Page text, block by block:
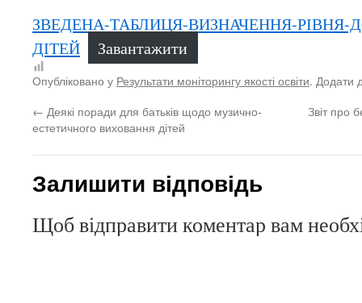
ЗВЕДЕНА-ТАБЛИЦЯ-ВИЗНАЧЕННЯ-РІВНЯ-
ДІТЕЙ
Завантажити
Опубліковано у Результати моніторингу якості освіти. Додати
← Деякі поради для батьків щодо музично-
естетичного виховання дітей
Звіт про
Залишити відповідь
Щоб відправити коментар вам